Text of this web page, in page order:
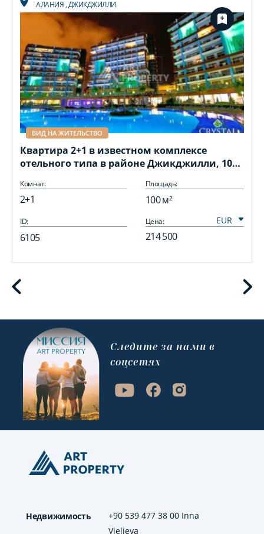
АЛАНИЯ,ДЖИКДЖИЛЛИ
ВИД НА ЖИТЕЛЬСТВО
Квартира 2+1 в известном комплексе
отельного типа в районе Джикджилли, 100
Комнат:
2+1
Площадь:
100 м²
ID:
6105
Цена:
214 500
+90 539 477 38 00 Inna
Vielieva
Недвижимость
Cледите за нами в
соцсетях